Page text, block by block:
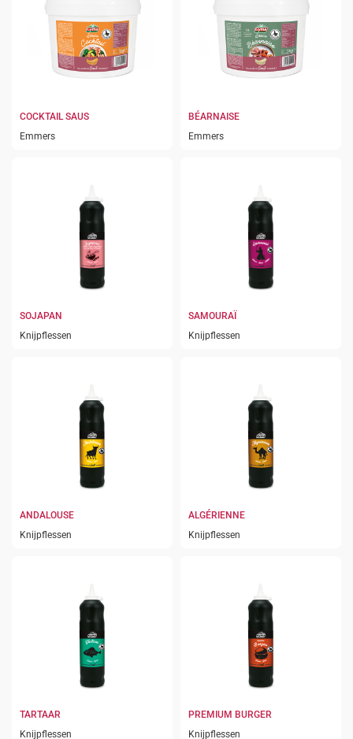
COCKTAIL SAUS
Emmers
BÉARNAISE
Emmers
SOJAPAN
Knijpflessen
SAMOURAÏ
Knijpflessen
ANDALOUSE
Knijpflessen
ALGÉRIENNE
Knijpflessen
TARTAAR
Knijpflessen
PREMIUM BURGER
Knijpflessen